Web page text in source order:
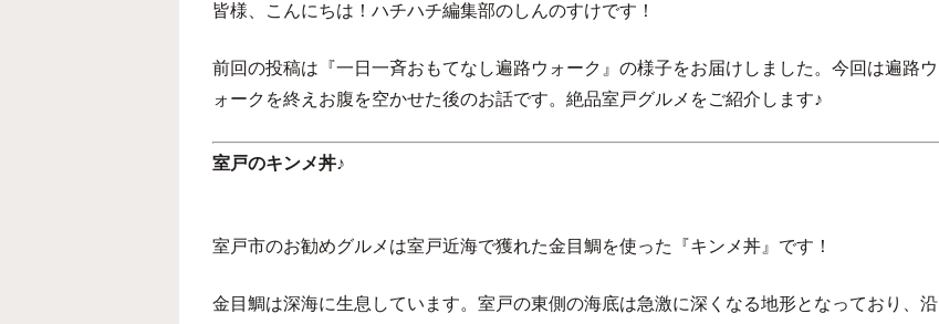
皆様、こんにちは！ハチハチ編集部のしんのすけです！
前回の投稿は『一日一斉おもてなし遍路ウォーク』の様子をお届けしました。今回は遍路ウ
ォークを終えお腹を空かせた後のお話です。絶品室戸グルメをご紹介します♪
室戸のキンメ丼♪
室戸市のお勧めグルメは室戸近海で獲れた金目鯛を使った『キンメ丼』です！
金目鯛は深海に生息しています。室戸の東側の海底は急激に深くなる地形となっており、沿